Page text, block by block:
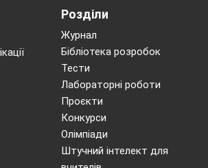
Розділи
Журнал
Бібліотека розробок
Тести
Лабораторні роботи
Проєкти
Конкурси
Олімпіади
Штучний інтелект для